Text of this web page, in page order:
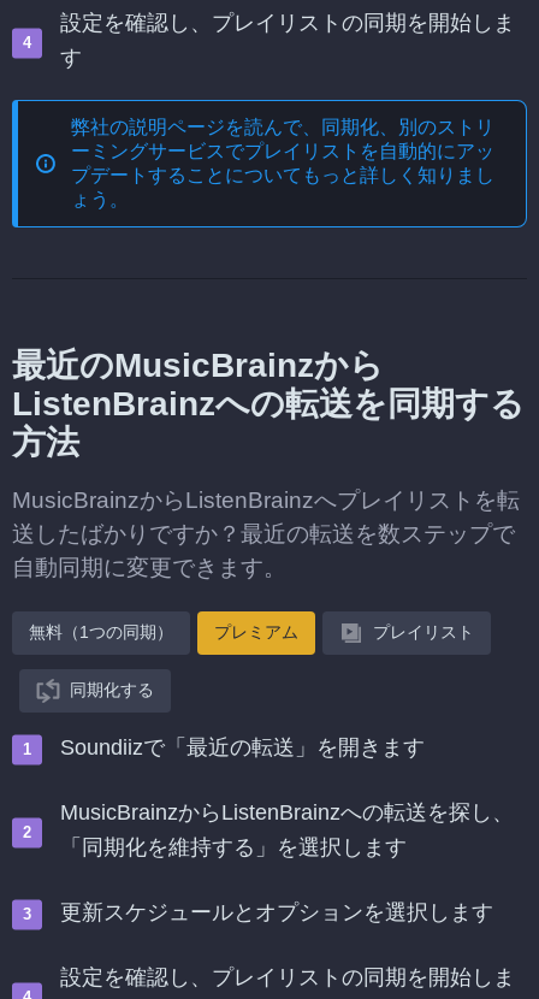
設定を確認し、プレイリストの同期を開始しま
す
弊社の説明ページを読んで、
同期化、別のストリ
ーミングサービスでプレイリストを自動的にアッ
プデートする ことについてもっと詳しく知りまし
ょう。
最近のMusicBrainzから
ListenBrainzへの転送を同期する
方法
MusicBrainzからListenBrainzへプレイリストを転
送したばかりですか？最近の転送を数ステップで
自動同期に変更できます。
無料（1つの同期） プレミアム プレイリスト
同期化する
Soundiizで「最近の転送」を開きます
MusicBrainzからListenBrainzへの転送を探し、
「同期化を維持する」を選択します
更新スケジュールとオプションを選択します
設定を確認し、プレイリストの同期を開始しま